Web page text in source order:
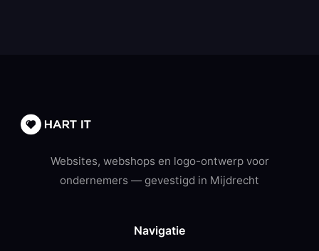
Websites, webshops en logo-ontwerp voor
ondernemers — gevestigd in Mijdrecht
Navigatie